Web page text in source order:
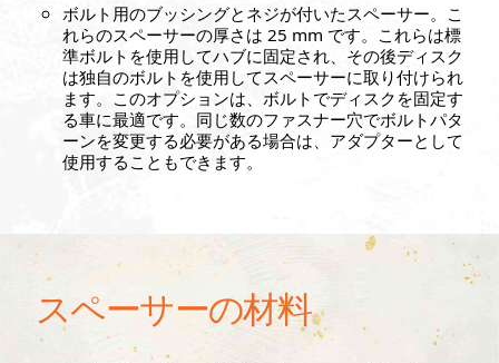
ボルト用のブッシングとネジが付いたスペーサー。こ
れらのスペーサーの厚さは 25 mm です。これらは標
準ボルトを使用してハブに固定され、その後ディスク
は独自のボルトを使用してスペーサーに取り付けられ
ます。このオプションは、ボルトでディスクを固定す
る車に最適です。同じ数のファスナー穴でボルトパタ
ーンを変更する必要がある場合は、アダプターとして
使用することもできます。
スペーサーの材料